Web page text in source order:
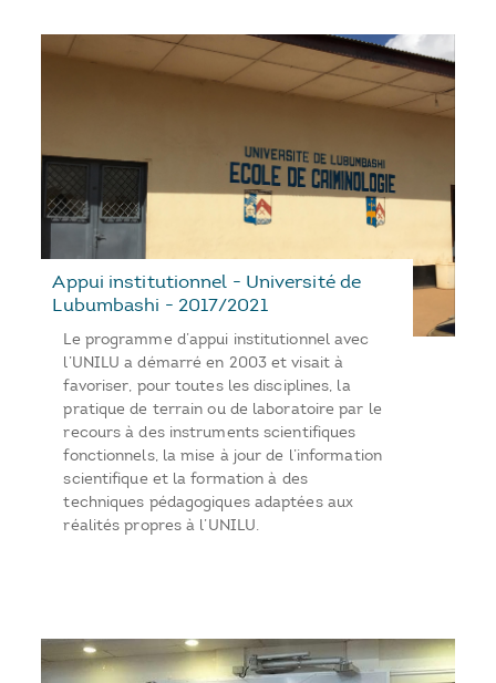
Appui institutionnel - Université de
Lubumbashi - 2017/2021
Le programme d’appui institutionnel avec
l’UNILU a démarré en 2003 et visait à
favoriser, pour toutes les disciplines, la
pratique de terrain ou de laboratoire par le
recours à des instruments scientifiques
fonctionnels, la mise à jour de l’information
scientifique et la formation à des
techniques pédagogiques adaptées aux
réalités propres à l’UNILU.